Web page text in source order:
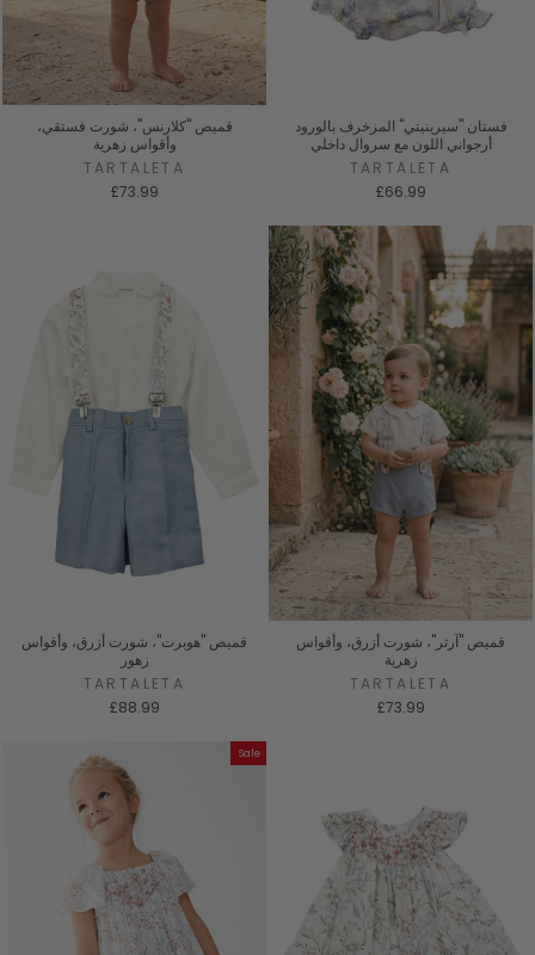
قميص "كلارنس"، شورت فستقي،
وأقواس زهرية
TARTALETA
£73.99
فستان "سيرينيتي" المزخرف بالورود
أرجواني اللون مع سروال داخلي
TARTALETA
£66.99
قميص "هوبرت"، شورت أزرق، وأقواس
زهور
TARTALETA
£88.99
قميص "آرثر"، شورت أزرق، وأقواس
زهرية
TARTALETA
£73.99
Sale